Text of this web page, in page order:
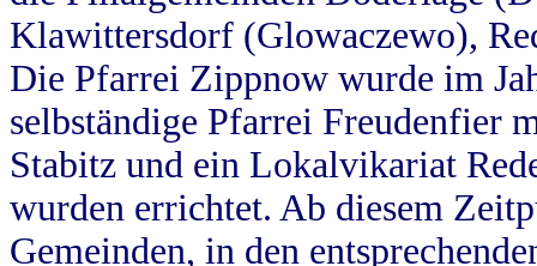
Klawittersdorf (Glowaczewo),
Die Pfarrei Zippnow wurde im
selbständige Pfarrei Freudenfier
Stabitz und ein Lokalvikariat
wurden errichtet. Ab diesem
Gemeinden, in den